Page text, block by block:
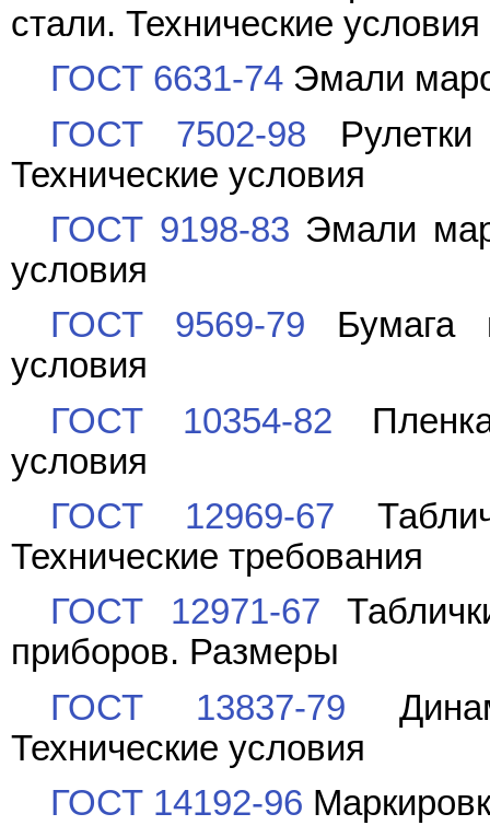
стали. Технические условия
ГОСТ 6631-74 Эмали
ГОСТ 7502-98 Рулетки
Технические условия
ГОСТ 9198-83 Эмали
условия
ГОСТ 9569-79 Бумага
условия
ГОСТ 10354-82
условия
ГОСТ 12969-67
Технические требования
ГОСТ 12971-67
приборов. Размеры
ГОСТ 13837-79
Технические условия
ГОСТ 14192-96